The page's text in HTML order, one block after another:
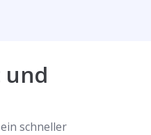
und
schneller